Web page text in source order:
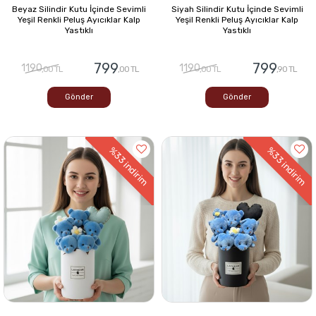
Beyaz Silindir Kutu İçinde Sevimli
Yeşil Renkli Peluş Ayıcıklar Kalp
Yastıklı
1190,00 TL 799,00 TL
Gönder
Siyah Silindir Kutu İçinde Sevimli
Yeşil Renkli Peluş Ayıcıklar Kalp
Yastıklı
1190,00 TL 799,90 TL
Gönder
%33
indirim
%33
indirim